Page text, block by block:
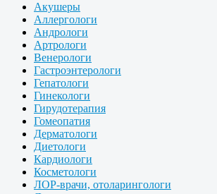
Акушеры
Аллергологи
Андрологи
Артрологи
Венерологи
Гастроэнтерологи
Гепатологи
Гинекологи
Гирудотерапия
Гомеопатия
Дерматологи
Диетологи
Кардиологи
Косметологи
ЛОР-врачи, отоларингологи